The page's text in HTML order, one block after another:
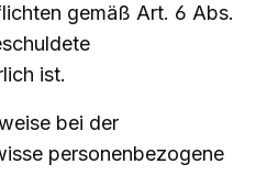
gemäß Art. 6 Abs.
ist.
bei der
personenbezogene